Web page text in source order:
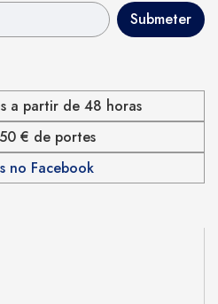
a partir de 48 horas
€ de portes
no Facebook